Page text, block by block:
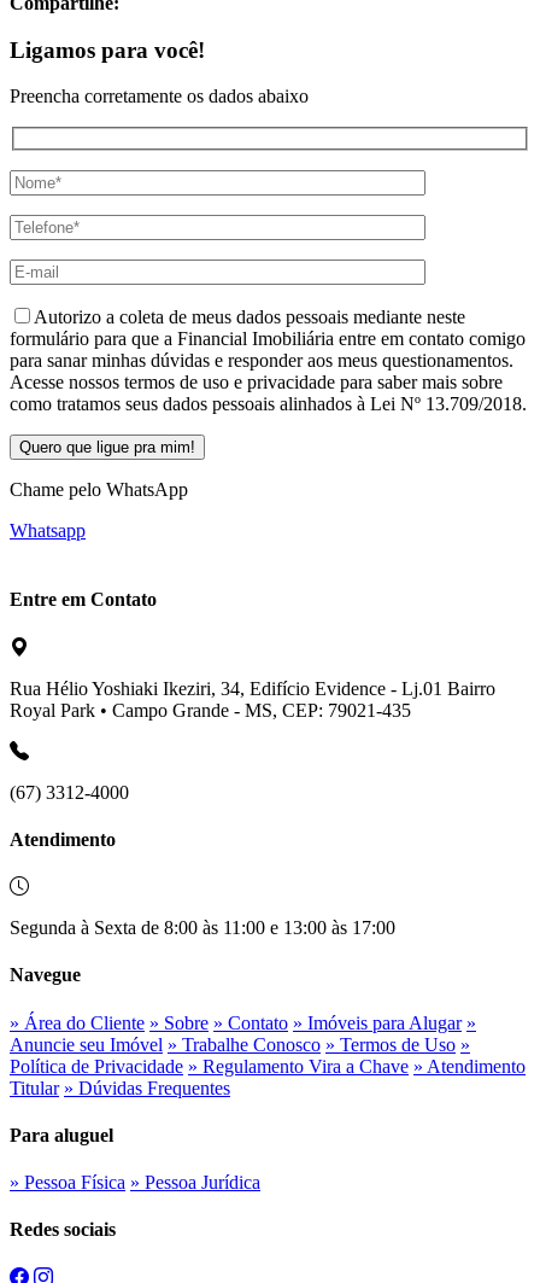
Ligamos para você!
Preencha corretamente os dados abaixo
Autorizo a coleta de meus dados pessoais mediante neste
formulário para que a Financial Imobiliária entre em contato comigo
para sanar minhas dúvidas e responder aos meus questionamentos.
Acesse nossos termos de uso e privacidade para saber mais sobre
como tratamos seus dados pessoais alinhados à Lei Nº 13.709/2018.
Chame pelo WhatsApp
Whatsapp
Entre em Contato
Rua Hélio Yoshiaki Ikeziri, 34, Edifício Evidence - Lj.01 Bairro
Royal Park • Campo Grande - MS, CEP: 79021-435
(67) 3312-4000
Atendimento
Segunda à Sexta de 8:00 às 11:00 e 13:00 às 17:00
Navegue
» Área do Cliente » Sobre » Contato » Imóveis para Alugar »
Anuncie seu Imóvel » Trabalhe Conosco » Termos de Uso »
Política de Privacidade » Regulamento Vira a Chave » Atendimento
Titular » Dúvidas Frequentes
Para aluguel
» Pessoa Física » Pessoa Jurídica
Redes sociais